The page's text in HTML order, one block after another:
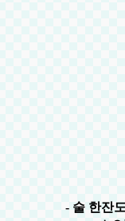
- 술 한잔